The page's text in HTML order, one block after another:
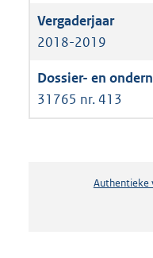
2018-2019
31765 nr. 413
Authentieke